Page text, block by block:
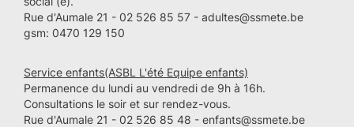
Rue d'Aumale 21 - 02 526 85 57 - adultes@ssmete.be
gsm: 0470 129 150
Service enfants(ASBL L'été Equipe enfants)
Permanence du lundi au vendredi de 9h à 16h.
Consultations le soir et sur rendez-vous.
Rue d'Aumale 21 - 02 526 85 48 - enfants@ssmete.be